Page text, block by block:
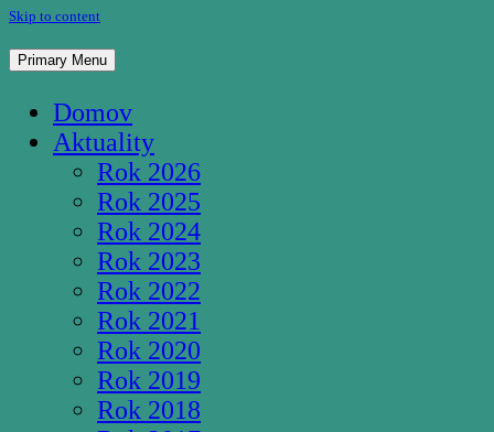
Skip to content
Pútnické miesto Studnička Pozba
Primary Menu
Domov
Aktuality
Rok 2026
Rok 2025
Rok 2024
Rok 2023
Rok 2022
Rok 2021
Rok 2020
Rok 2019
Rok 2018